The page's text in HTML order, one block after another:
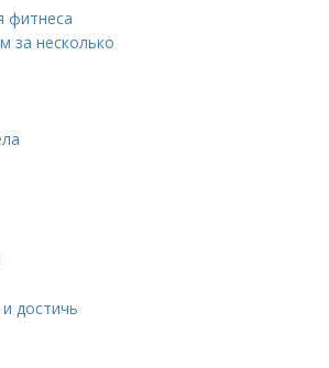
фитнеса
за несколько
достичь